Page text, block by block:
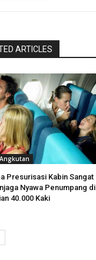
ARTICLES
Presurisasi Kabin Sangat
Nyawa Penumpang di
40.000 Kaki